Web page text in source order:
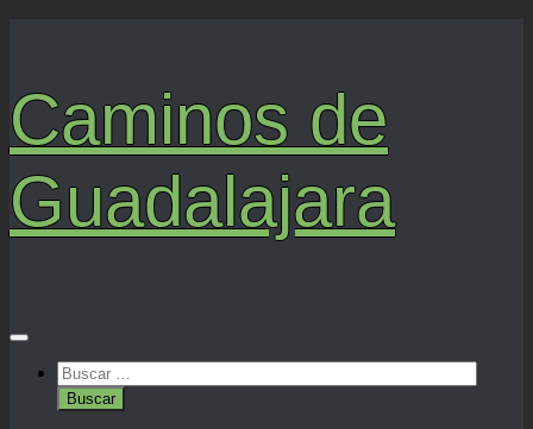
Caminos de
Guadalajara
Buscar: